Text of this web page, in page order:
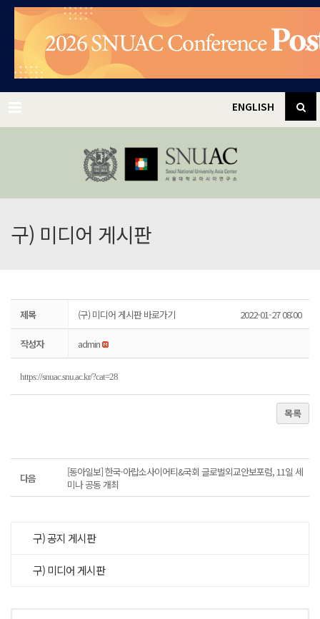
✕
ENGLISH
구) 미디어 게시판
제목 (구) 미디어 게시판 바로가기 2022-01-27 08:00
작성자 admin
https://snuac.snu.ac.kr/?cat=28
목록
다음
[동아일보] 한국·아랍소사이어티&국회 글로벌외교안보포럼, 11일 세
미나 공동 개최
구) 공지 게시판
구) 미디어 게시판